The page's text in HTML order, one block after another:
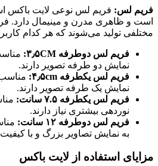
فریم لس: فریم لس نوعی لایت
است و ظاهری مدرن و مینیمال دارد.
مختلفی تولید می‌شوند که هر کدام
فریم لس دوطرفه ۳٫۵CM:
نمایش دو طرفه تصویر دارند.
فریم لس یکطرفه ۴٫۵cm:
مناسب
نمایش یک طرفه تصویر دارند.
فریم لس یکطرفه ۷.۵ سانت:
نوردهی بیشتری نیاز دارند.
فریم لس دوطرفه ۱۲ سانت:
به نمایش تصاویر بزرگ و با کیفیت
مزایای استفاده از لایت باکس